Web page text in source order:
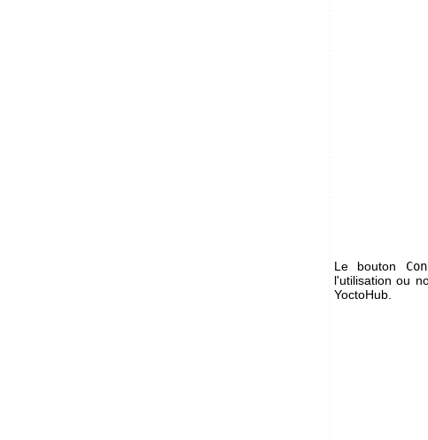
Le bouton
l'utilisation ou
YoctoHub.